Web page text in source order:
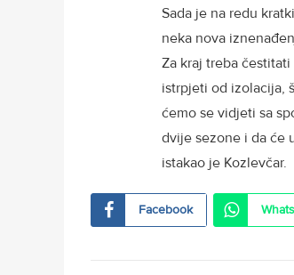
Sada je na redu
neka nova
Za kraj treba
istrpjeti od izolacija,
ćemo se vidjeti sa
dvije sezone i da će
istakao je Kozlevčar.
Facebook